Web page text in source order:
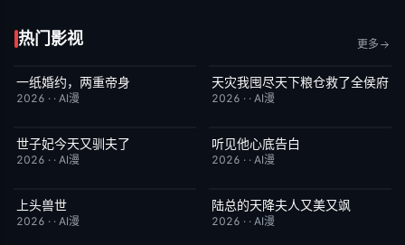
热门影视 更多
完结
一纸婚约，两重帝身
2026 · · AI漫
完结 2.0
天灾我囤尽天下粮仓救了全侯府
2026 · · AI漫
完结
世子妃今天又驯夫了
2026 · · AI漫
完结
听见他心底告白
2026 · · AI漫
完结
上头兽世
2026 · · AI漫
完结
陆总的天降夫人又美又飒
2026 · · AI漫